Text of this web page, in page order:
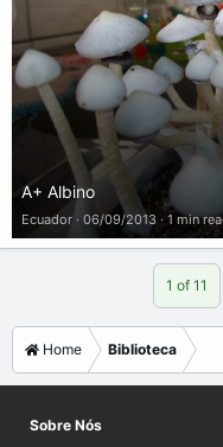
A+ Albino
Ecuador 06/09/2013 1 min
1 of 11
Home Biblioteca
Sobre Nós